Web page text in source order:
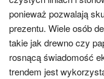
ponieważ pozwalają
prezentu. Wiele osób
takie jak drewno czy
rosnącą świadomość
trendem jest